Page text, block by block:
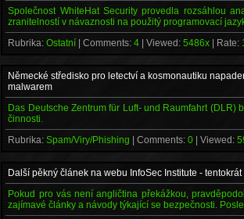
Společnost WhiteHat Security provedla rozsáhlou
zranitelností v návaznosti na použitý programovací
Rubrika:Ostatní | Comments:4 | Viewed:5486x | Rate:
Německé středisko pro letectví a kosmonautiku
malwarem
Das Deutsche Zentrum für Luft- und Raumfahrt
činnosti.
Rubrika:Spam/Viry/Phishing | Comments:0 | Viewed:
Další pěkný článek na webu InfoSec Institute -
Pokud pro vás není angličtina překážkou,
zajímavé články a návody týkající se bezpečnosti.